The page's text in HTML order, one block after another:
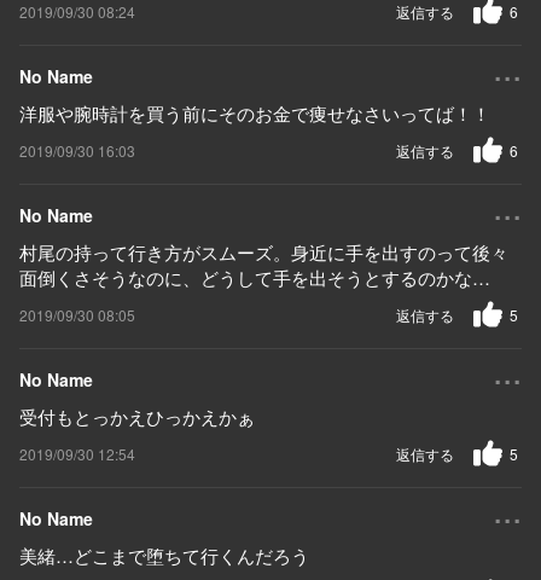
2019/09/30 08:24 6
返信する
No Name ...
洋服や腕時計を買う前にそのお金で痩せなさいってば！！
2019/09/30 16:03 6
返信する
No Name ...
村尾の持って行き方がスムーズ。身近に手を出すのって後々
面倒くさそうなのに、どうして手を出そうとするのかな…
2019/09/30 08:05 5
返信する
No Name ...
受付もとっかえひっかえかぁ
2019/09/30 12:54 5
返信する
No Name ...
美緒…どこまで堕ちて行くんだろう